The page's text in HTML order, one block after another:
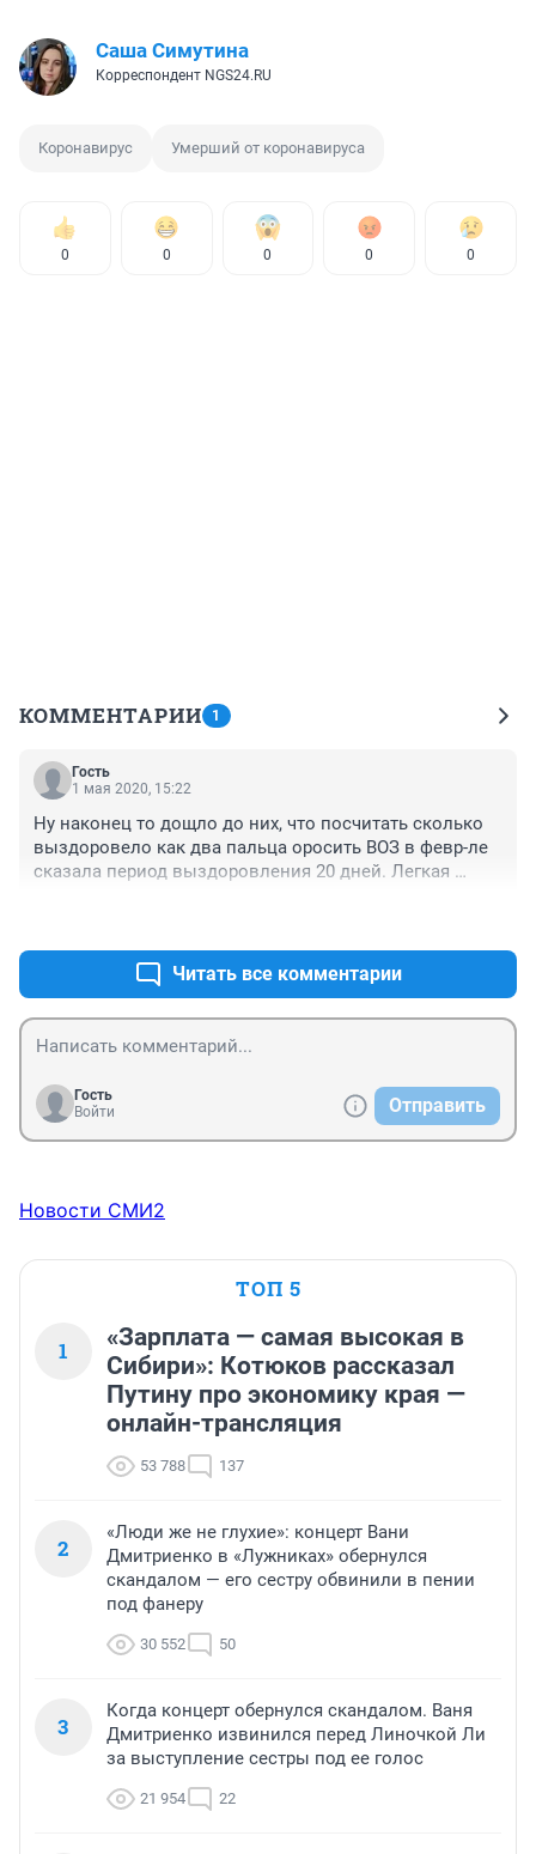
Саша Симутина
Корреспондент NGS24.RU
Коронавирус Умерший от коронавируса
0 0 0 0 0
КОММЕНТАРИИ 1
Гость
1 мая 2020, 15:22
Ну наконец то дощло до них, что посчитать сколько
выздоровело как два пальца оросить ВОЗ в февр-ле
сказала период выздоровления 20 дней. Легкая
быть 600 пациентов. Останется, с учетом новых-100-
150 а это никак не укладывается в 1% эпидем порог
Читать все комментарии
Гость
Войти
Отправить
Новости СМИ2
ТОП 5
1
«Зарплата — самая высокая в
Сибири»: Котюков рассказал
Путину про экономику края —
онлайн-трансляция
53 788 137
2
«Люди же не глухие»: концерт Вани
Дмитриенко в «Лужниках» обернулся
скандалом — его сестру обвинили в пении
под фанеру
30 552 50
3
Когда концерт обернулся скандалом. Ваня
Дмитриенко извинился перед Линочкой Ли
за выступление сестры под ее голос
21 954 22